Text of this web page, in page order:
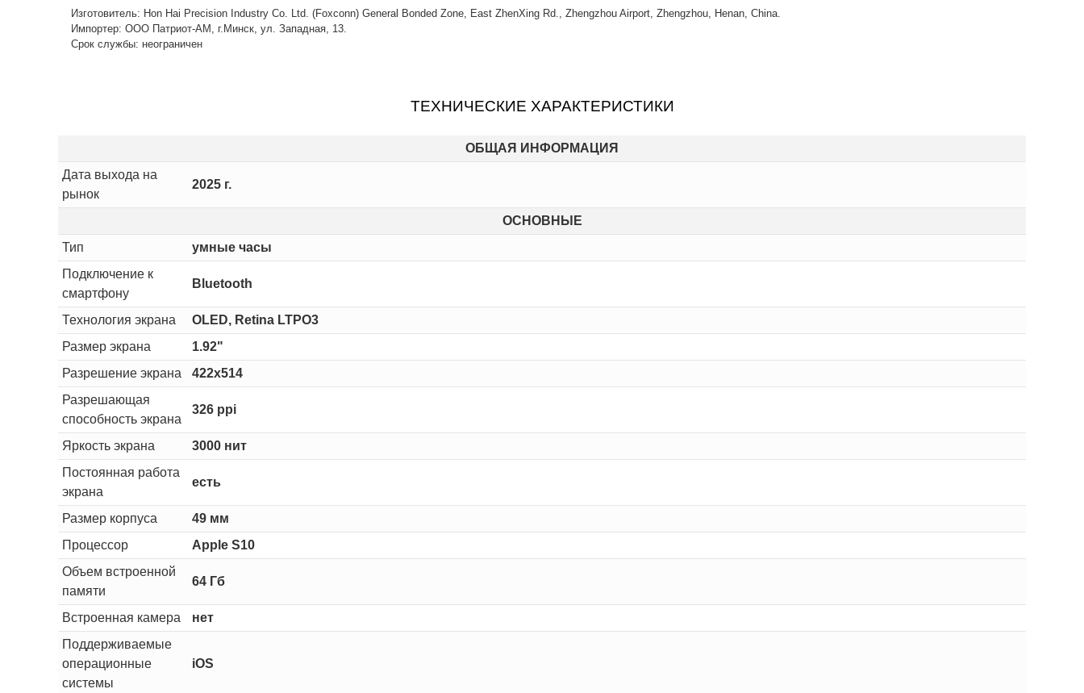
Изготовитель: Hon Hai Precision Industry Co. Ltd. (Foxconn) General Bonded Zone, East ZhenXing Rd., Zhengzhou Airport, Zhengzhou, Henan, China.
Импортер: ООО Патриот-АМ, г.Минск, ул. Западная, 13.
Срок службы: неограничен
ТЕХНИЧЕСКИЕ ХАРАКТЕРИСТИКИ
ОБЩАЯ ИНФОРМАЦИЯ
Дата выхода на
рынок
2025 г.
ОСНОВНЫЕ
Тип
умные часы
Подключение к
смартфону
Bluetooth
Технология экрана
OLED, Retina LTPO3
Размер экрана
1.92"
Разрешение экрана
422x514
Разрешающая
способность экрана
326 ppi
Яркость экрана
3000 нит
Постоянная работа
экрана
есть
Размер корпуса
49 мм
Процессор
Apple S10
Объем встроенной
памяти
64 Гб
Встроенная камера
нет
Поддерживаемые
операционные
системы
iOS